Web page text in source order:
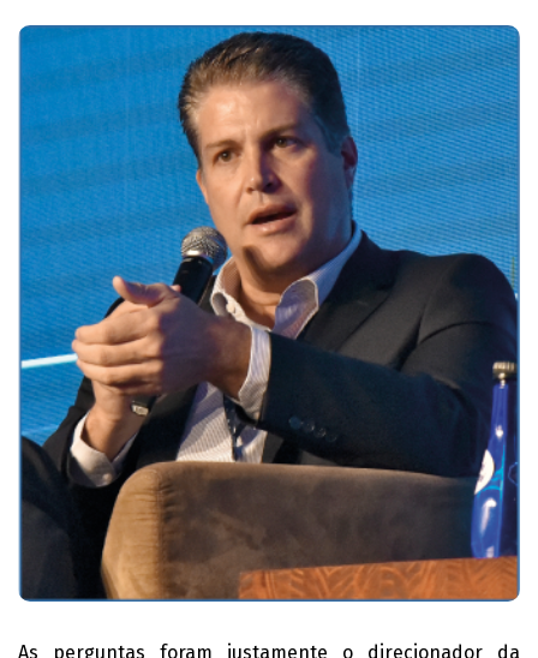
As perguntas foram justamente o direcionador da